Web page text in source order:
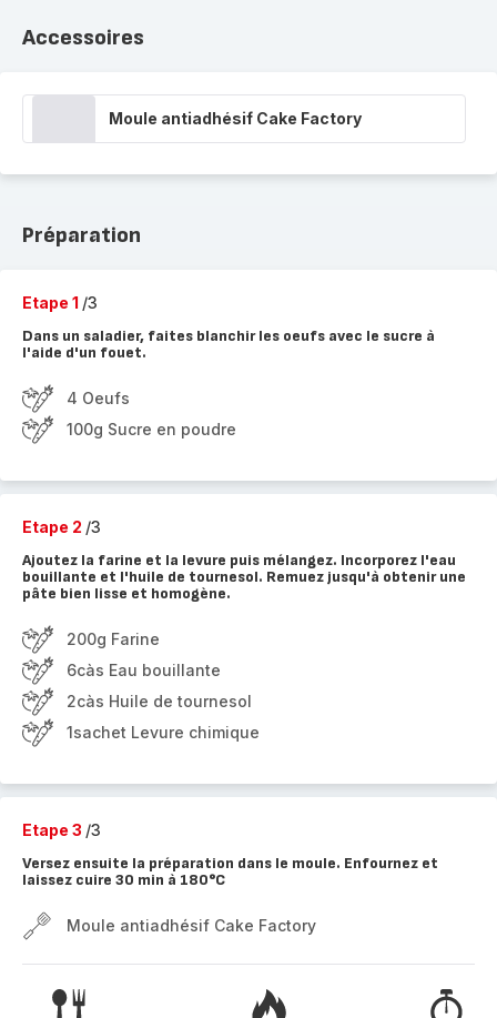
Accessoires
Moule antiadhésif Cake Factory
Préparation
Etape 1 /3
Dans un saladier, faites blanchir les oeufs avec le sucre à
l'aide d'un fouet.
4 Oeufs
100g Sucre en poudre
Etape 2 /3
Ajoutez la farine et la levure puis mélangez. Incorporez l'eau
bouillante et l'huile de tournesol. Remuez jusqu'à obtenir une
pâte bien lisse et homogène.
200g Farine
6càs Eau bouillante
2càs Huile de tournesol
1sachet Levure chimique
Etape 3 /3
Versez ensuite la préparation dans le moule. Enfournez et
laissez cuire 30 min à 180°C
Moule antiadhésif Cake Factory